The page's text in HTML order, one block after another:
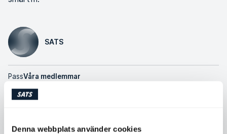
Denna webbplats använder cookies
SATS
PassVåra medlemmar
– En Everest-expedition är så mycket mer än man kan